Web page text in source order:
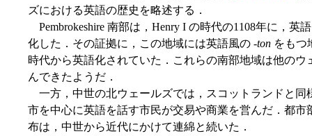
ズにおける英語の歴史を略述する．
Pembrokeshire 南部は，Henry I の時代の1108年に，英
化した．その証拠に，この地域には英語風の -ton をもつ
時代から英語化されていた．これらの南部地域は他の
んできたようだ．
一方，中世の北ウェールズでは，スコットランドと同
市を中心に英語を話す市民が交易や商業を営んだ．都
布は，中世から近代にかけて連綿と続いた．